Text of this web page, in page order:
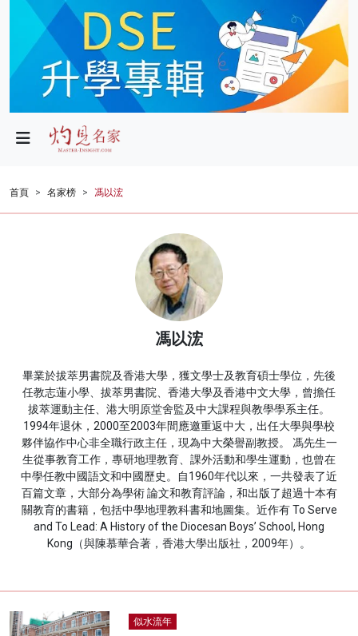
政局
財經
生活
名家榜
灼見活動
關於我們
首頁 名家榜 馮以浤
馮以浤
畢業於拔萃男書院及香港大學，獲文學士及教育碩士學位，先後
任教志蓮小學、拔萃男書院、香港大學及香港中文大學，曾擔任
拔萃運動主任、港大明原堂舍監及中大課程與教學學系主任。
1994年退休，2000至2003年間應邀重返中大，出任大學與學校
夥伴協作中心非全職行政主任，現為中大榮譽副教授。 馮先生一
生從事教育工作，專研地理教育、課外活動和學生運動，也曾在
中學任教中國語文和中國歷史。自1960年代以來，一共發表了近
百篇文章，大部分為學術 論文和教育評論，和出版了超過十本有
關教育的書籍，包括中學地理教科書和地圖集。近作有 To Serve
and To Lead: A History of the Diocesan Boys’ School, Hong
Kong（與陳慕華合著，香港大學出版社，2009年）。
似水流年